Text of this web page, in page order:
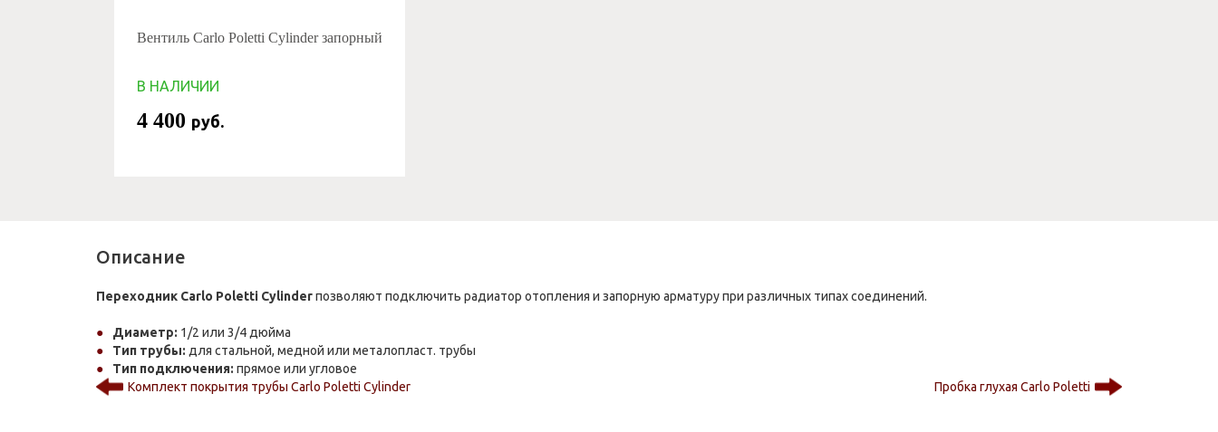
Вентиль Carlo Poletti Cylinder запорный
В НАЛИЧИИ
4 400 руб.
Описание
Переходник Carlo Poletti Cylinderпозволяют подключить радиатор отопления и запорную арматуру при различных типах соединений.
Диаметр: 1/2 или 3/4 дюйма
Тип трубы: для стальной, медной или металопласт. трубы
Тип подключения: прямое или угловое
Комплект покрытия трубы Carlo Poletti Cylinder
Пробка глухая Carlo Poletti